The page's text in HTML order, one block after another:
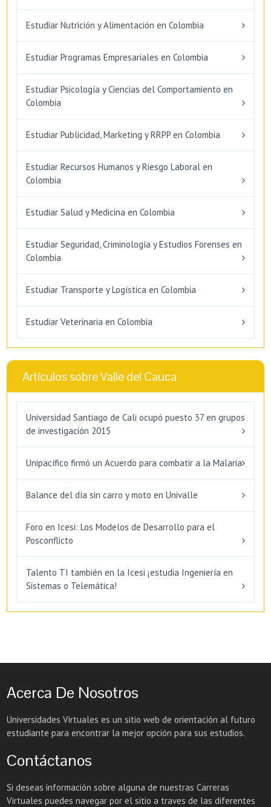
Estudiar Nutrición y Alimentación en Colombia
Estudiar Programas Empresariales en Colombia
Estudiar Psicología y Ciencias del Comportamiento en
Colombia
Estudiar Publicidad, Marketing y RRPP en Colombia
Estudiar Recursos Humanos y Riesgo Laboral en
Colombia
Estudiar Salud y Medicina en Colombia
Estudiar Seguridad, Criminología y Estudios Forenses en
Colombia
Estudiar Transporte y Logística en Colombia
Estudiar Veterinaria en Colombia
Artículos sobre Valle del Cauca
Universidad Santiago de Cali ocupó puesto 37 en grupos
de investigación 2015
Unipacífico firmó un Acuerdo para combatir a la Malaria
Balance del día sin carro y moto en Univalle
Foro en Icesi: Los Modelos de Desarrollo para el
Posconflicto
Talento TI también en la Icesi ¡estudia Ingeniería en
Sistemas o Telemática!
Acerca De Nosotros
Universidades Virtuales es un sitio web de orientación al futuro
estudiante para encontrar la mejor opción para sus estudios.
Contáctanos
Si deseas información sobre alguna de nuestras Carreras
Virtuales puedes navegar por el sitio a traves de las diferentes